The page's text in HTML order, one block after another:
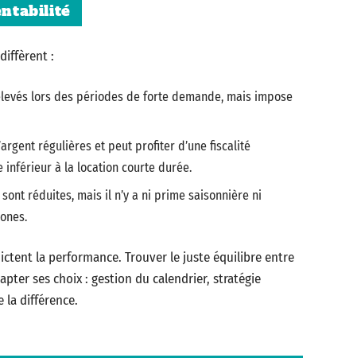
:
lors des périodes de forte demande, mais impose
régulières et peut profiter d’une fiscalité
inférieur à la location courte durée.
réduites, mais il n’y a ni prime saisonnière ni
la performance. Trouver le juste équilibre entre
ses choix : gestion du calendrier, stratégie
la différence.